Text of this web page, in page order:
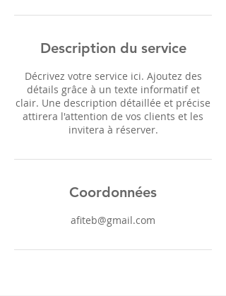
Description du service
Décrivez votre service ici. Ajoutez des
détails grâce à un texte informatif et
clair. Une description détaillée et précise
attirera l'attention de vos clients et les
invitera à réserver.
Coordonnées
afiteb@gmail.com